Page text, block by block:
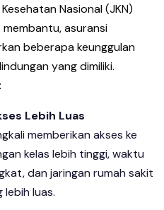
Nasional (JKN)
membantu, asuransi
beberapa keunggulan
yang dimiliki.
Lebih Luas
memberikan akses ke
kelas lebih tinggi, waktu
dan jaringan rumah sakit
lebih luas.